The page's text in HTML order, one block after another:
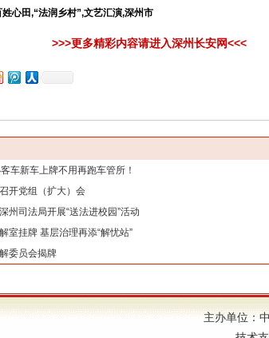
心田,“法润乡村”,文艺汇演,深州市
>>>更多精彩内容请进入深州长安网<<<
车新车上牌不用再跑车管所！
开党组（扩大）会
州司法局开展“送法进校园”活动
室挂牌 基层治理再添“解忧站”
委员会揭牌
主办单位：